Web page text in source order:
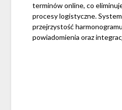
terminów online, co
procesy logistyczne.
przejrzystość
powiadomienia oraz